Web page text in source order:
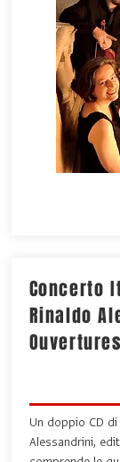
Concerto
Rinaldo
Un doppio CD
Alessandrini,